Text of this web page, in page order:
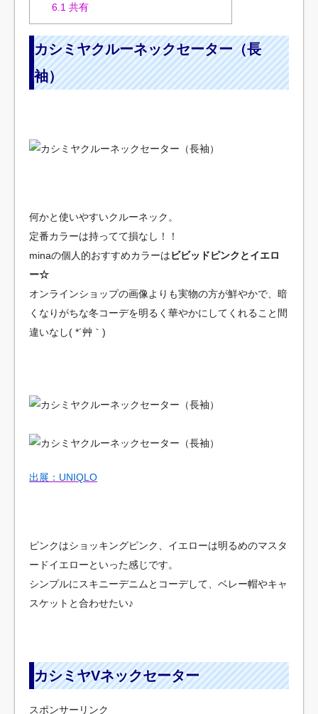
6.1 共有
カシミヤクルーネックセーター（長
袖）
何かと使いやすいクルーネック。
定番カラーは持ってて損なし！！
minaの個人的おすすめカラーはビビッドピンクとイエロ
ー☆
オンラインショップの画像よりも実物の方が鮮やかで、暗
くなりがちな冬コーデを明るく華やかにしてくれること間
違いなし( *´艸｀)
出展：UNIQLO
ピンクはショッキングピンク、イエローは明るめのマスタ
ードイエローといった感じです。
シンプルにスキニーデニムとコーデして、ベレー帽やキャ
スケットと合わせたい♪
カシミヤVネックセーター
スポンサーリンク